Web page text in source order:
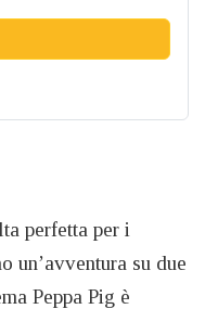
perfetta per i
un’avventura su due
Peppa Pig è